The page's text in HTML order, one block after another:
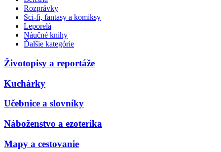
Rozprávky
Sci-fi, fantasy a komiksy
Leporelá
Náučné knihy
Ďalšie kategórie
Životopisy a reportáže
Kuchárky
Učebnice a slovníky
Náboženstvo a ezoterika
Mapy a cestovanie